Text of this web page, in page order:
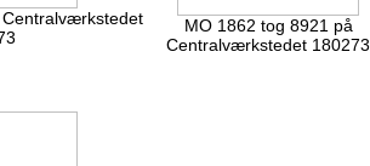
MO 1862 tog 8921 på
Centralværkstedet 180273